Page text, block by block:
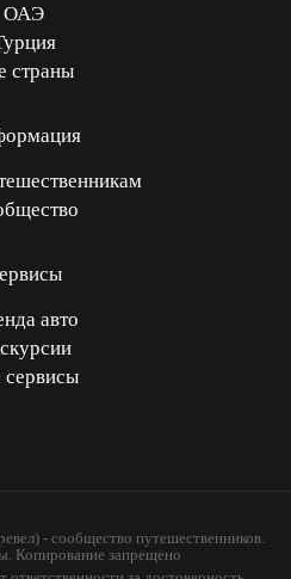
ОАЭ
страны
авто
сервисы
- сообщество путешественников.
Копирование запрещено